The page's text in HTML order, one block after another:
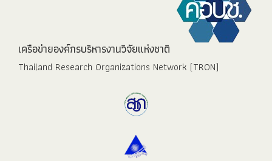
เครือข่ายองค์กรบริหารงานวิจัยแห่งชาติ
Thailand Research Organizations Network (TRON)